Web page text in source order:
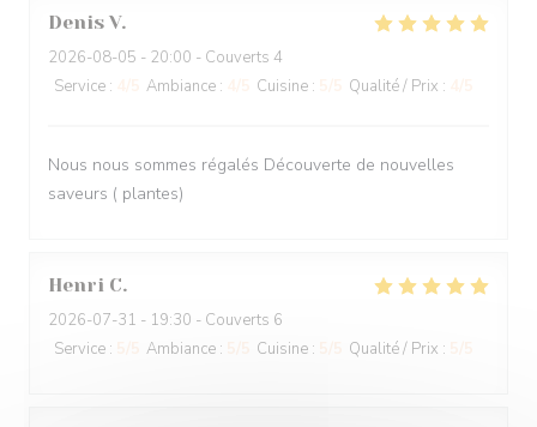
Denis V
2026-08-05 - 20:00 - Couverts 4
Service : Ambiance : Cuisine : Qualité / Prix :
Nous nous sommes régalés Découverte de nouvelles
saveurs ( plantes)
Henri C
2026-07-31 - 19:30 - Couverts 6
Service : Ambiance : Cuisine : Qualité / Prix :